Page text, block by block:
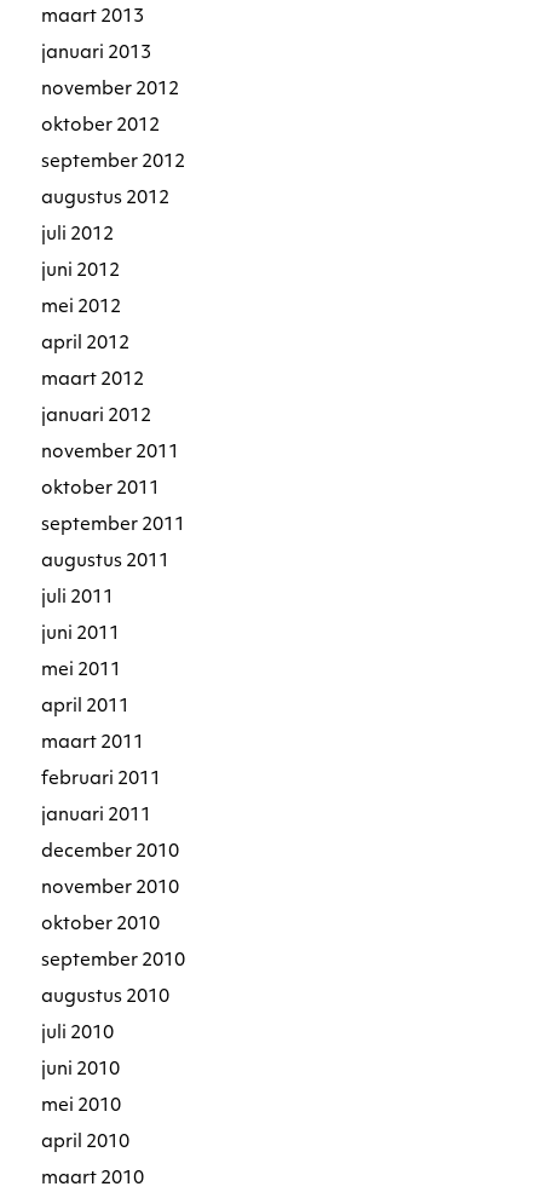
maart 2013
januari 2013
november 2012
oktober 2012
september 2012
augustus 2012
juli 2012
juni 2012
mei 2012
april 2012
maart 2012
januari 2012
november 2011
oktober 2011
september 2011
augustus 2011
juli 2011
juni 2011
mei 2011
april 2011
maart 2011
februari 2011
januari 2011
december 2010
november 2010
oktober 2010
september 2010
augustus 2010
juli 2010
juni 2010
mei 2010
april 2010
maart 2010